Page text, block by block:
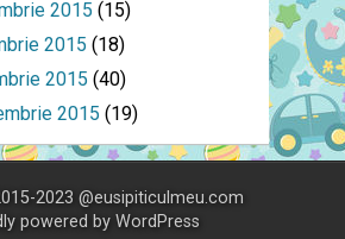
2015 (15)
2015 (18)
2015 (40)
2015 (19)
2023 @eusipiticulmeu.com
powered by WordPress